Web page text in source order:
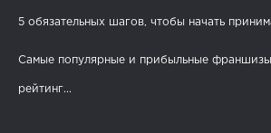
5 обязательных шагов, чтобы начать
Самые популярные и прибыльные
рейтинг...